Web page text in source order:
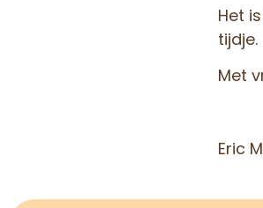
Het
tijdje.
Met
Eric